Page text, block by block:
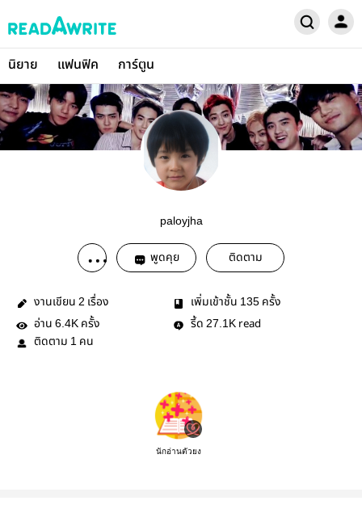
นิยาย แฟนฟิค การ์ตูน
paloyjha
พูดคุย ติดตาม
งานเขียน 2 เรื่อง เพิ่มเข้าชั้น 135 ครั้ง
อ่าน 6.4K ครั้ง รี้ด 27.1K read
ติดตาม 1 คน
นักอ่านตัวยง